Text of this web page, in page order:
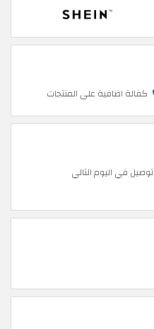
كفالة اضافية على المنتجات
توصيل في اليوم التالي